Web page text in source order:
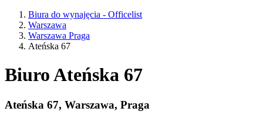
Biura do wynajęcia - Officelist
Warszawa
Warszawa Praga
Ateńska 67
Biuro Ateńska 67
Ateńska 67, Warszawa, Praga